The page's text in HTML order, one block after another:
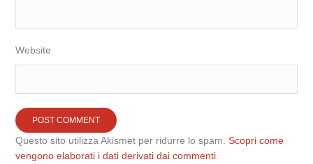
Website
Questo sito utilizza Akismet per ridurre lo spam.Scopri come
vengono elaborati i dati derivati dai commenti